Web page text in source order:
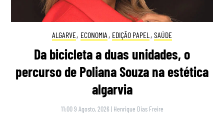
ALGARVE, ECONOMIA , EDIÇÃO PAPEL , SAÚDE
Da bicicleta a duas unidades, o
percurso de Poliana Souza na estética
algarvia
11:00 9 Agosto, 2026 | Henrique Dias Freire